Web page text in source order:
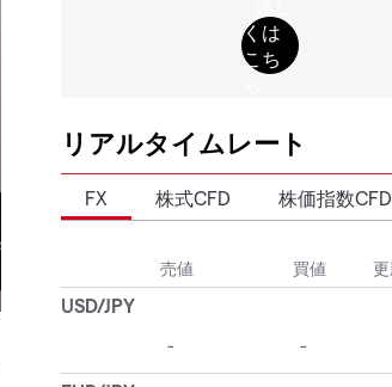
リアルタイムレート
FX 株式CFD 株価指数CFD